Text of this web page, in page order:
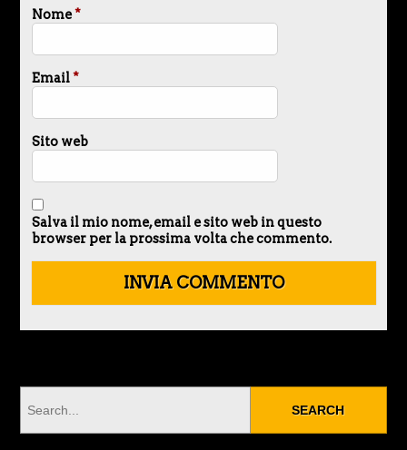
Nome*
Email*
Sito web
Salva il mio nome, email e sito web in questo
browser per la prossima volta che commento.